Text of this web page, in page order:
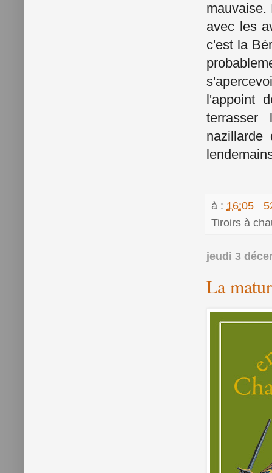
mauvaise.
avec les
c'est la
l'appoint
terrasser
à : 16:05
Tiroirs à
jeudi 3
La